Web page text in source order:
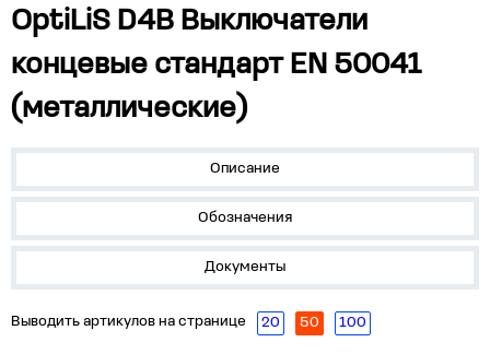
OptiLiS D4B Выключатели
концевые стандарт EN 50041
(металлические)
Описание
Обозначения
Документы
Выводить артикулов на странице 20 50 100